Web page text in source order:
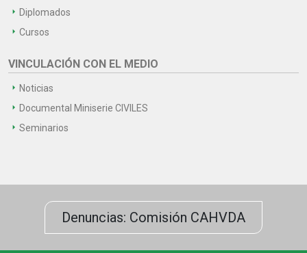
Diplomados
Cursos
VINCULACIÓN CON EL MEDIO
Noticias
Documental Miniserie CIVILES
Seminarios
Denuncias: Comisión CAHVDA